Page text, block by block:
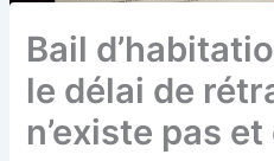
Bail
le délai de
n’existe pas